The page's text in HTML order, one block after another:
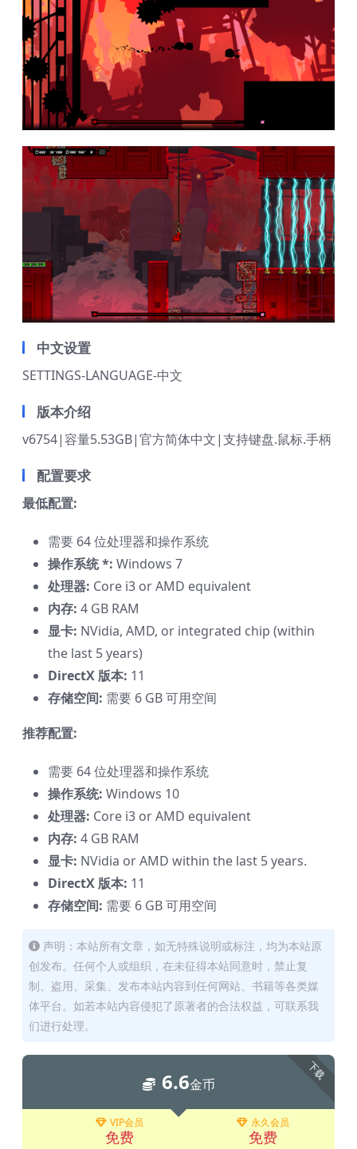
中文设置
SETTINGS-LANGUAGE-中文
版本介绍
v6754|容量5.53GB|官方简体中文|支持键盘.鼠标.手柄
配置要求
最低配置:
需要 64 位处理器和操作系统
操作系统 *: Windows 7
处理器: Core i3 or AMD equivalent
内存: 4 GB RAM
显卡: NVidia, AMD, or integrated chip (within
the last 5 years)
DirectX 版本: 11
存储空间: 需要 6 GB 可用空间
推荐配置:
需要 64 位处理器和操作系统
操作系统: Windows 10
处理器: Core i3 or AMD equivalent
内存: 4 GB RAM
显卡: NVidia or AMD within the last 5 years.
DirectX 版本: 11
存储空间: 需要 6 GB 可用空间
声明：本站所有文章，如无特殊说明或标注，均为本站原
创发布。任何个人或组织，在未征得本站同意时，禁止复
制、盗用、采集、发布本站内容到任何网站、书籍等各类媒
体平台。如若本站内容侵犯了原著者的合法权益，可联系我
们进行处理。
下载
6.6金币
VIP会员
免费
永久会员
免费